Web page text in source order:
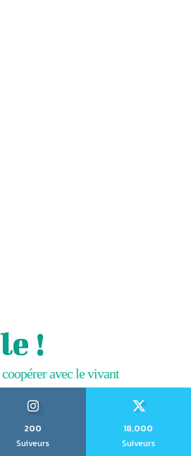
!
avec le vivant
200
Suiveurs
18,000
Suiveurs